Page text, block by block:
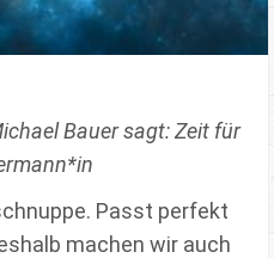
Bauer sagt: Zeit für
Passt perfekt
machen wir auch